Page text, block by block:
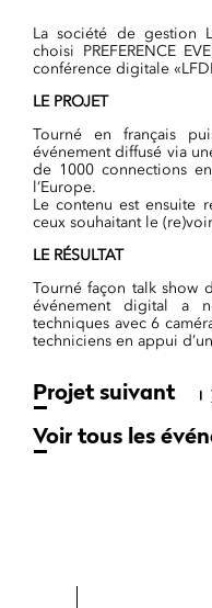
La société de gestion
choisi PREFERENCE
conférence digitale
LE PROJET
Tourné en français
événement diffusé via
de 1000 connections
l’Europe.
Le contenu est ensuite
ceux souhaitant le
LE RÉSULTAT
Tourné façon talk show
événement digital a
techniques avec 6
techniciens en appui
Projet suivant
Voir tous les